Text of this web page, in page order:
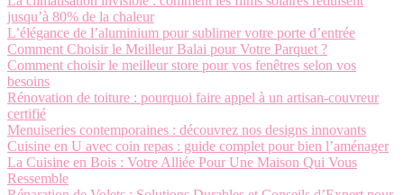
jusqu’à 80% de la chaleur
L’élégance de l’aluminium pour sublimer votre porte d’entrée
Comment Choisir le Meilleur Balai pour Votre Parquet ?
Comment choisir le meilleur store pour vos fenêtres selon vos
besoins
Rénovation de toiture : pourquoi faire appel à un artisan-couvreur
certifié
Menuiseries contemporaines : découvrez nos designs innovants
Cuisine en U avec coin repas : guide complet pour bien l’aménager
La Cuisine en Bois : Votre Alliée Pour Une Maison Qui Vous
Ressemble